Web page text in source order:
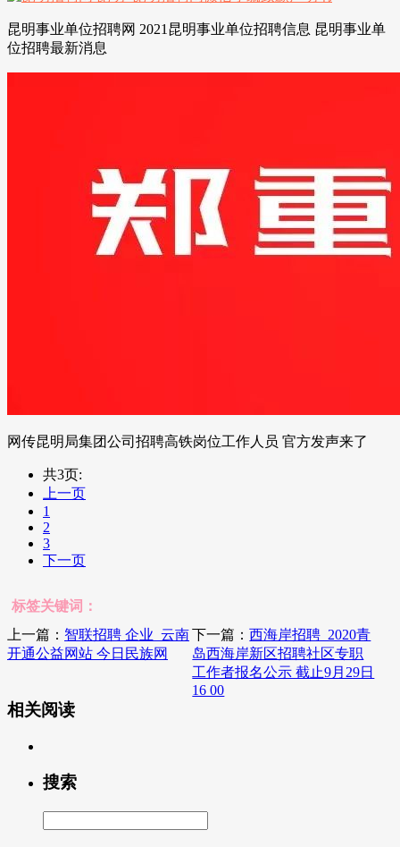
昆明事业单位招聘网 2021昆明事业单位招聘信息 昆明事业单
位招聘最新消息
网传昆明局集团公司招聘高铁岗位工作人员 官方发声来了
共3页:
上一页
1
2
3
下一页
标签关键词：
上一篇： 智联招聘 企业_云南
开通公益网站 今日民族网
下一篇：西海岸招聘_2020青
岛西海岸新区招聘社区专职
工作者报名公示 截止9月29日
16 00
相关阅读
搜索